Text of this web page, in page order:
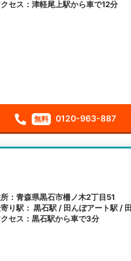
セス：津軽尾上駅から車で12分
無料 0120-963-887
：青森県黒石市柵ノ木2丁目51
り駅： 黒石駅 / 田んぼアート駅 /
セス：黒石駅から車で3分